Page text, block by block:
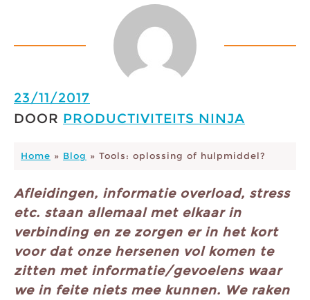
23/11/2017
DOOR PRODUCTIVITEITS NINJA
Home » Blog » Tools: oplossing of hulpmiddel?
Afleidingen, informatie overload, stress
etc. staan allemaal met elkaar in
verbinding en ze zorgen er in het kort
voor dat onze hersenen vol komen te
zitten met informatie/gevoelens waar
we in feite niets mee kunnen. We raken